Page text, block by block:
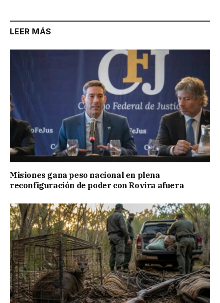
LEER MÁS
Misiones gana peso nacional en plena
reconfiguración de poder con Rovira afuera